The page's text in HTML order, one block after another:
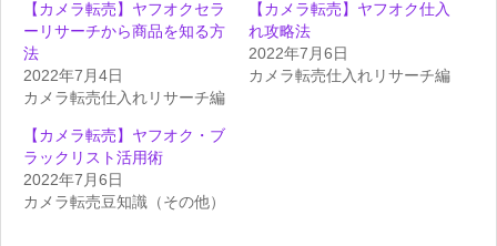
【カメラ転売】ヤフオクセラ
ーリサーチから商品を知る方
法
2022年7月4日
カメラ転売仕入れリサーチ編
【カメラ転売】ヤフオク仕入
れ攻略法
2022年7月6日
カメラ転売仕入れリサーチ編
【カメラ転売】ヤフオク・ブ
ラックリスト活用術
2022年7月6日
カメラ転売豆知識（その他）